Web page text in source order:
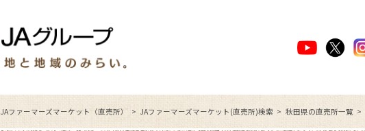
JAファーマーズマーケット（直売所） JAファーマーズマーケット(直売所)検索 秋田県の直売所一覧